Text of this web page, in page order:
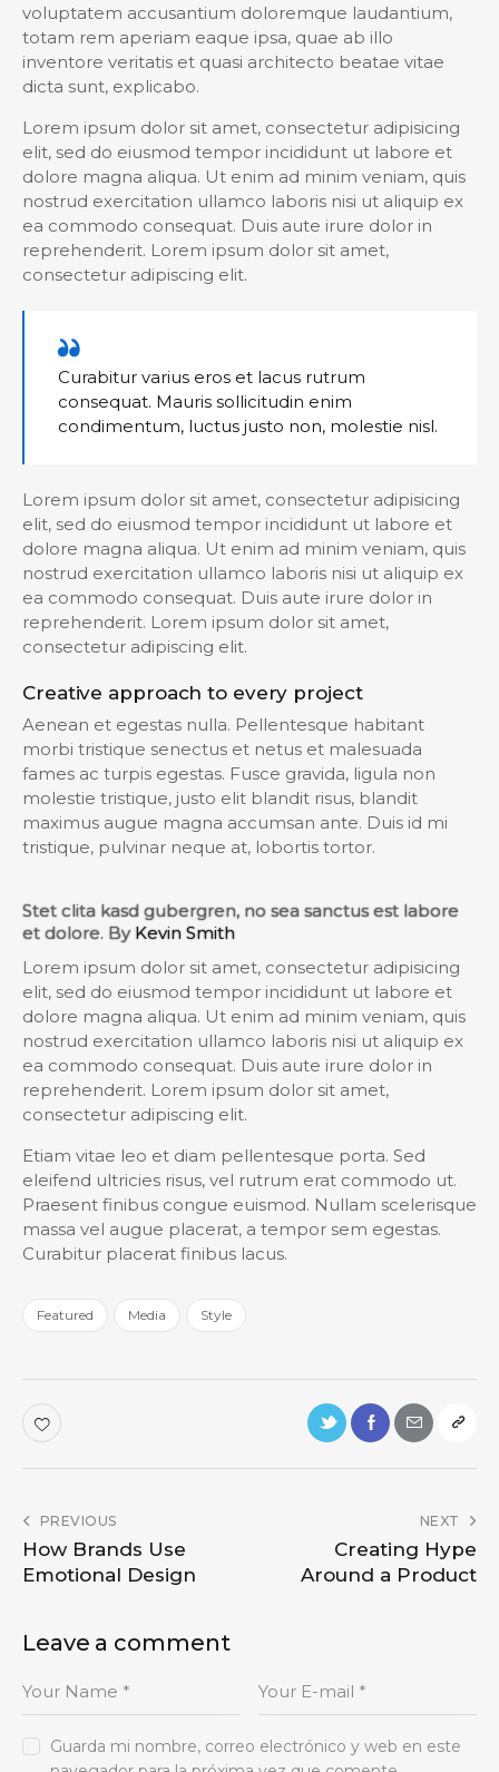
voluptatem accusantium doloremque laudantium,
totam rem aperiam eaque ipsa, quae ab illo
inventore veritatis et quasi architecto beatae vitae
dicta sunt, explicabo.
Lorem ipsum dolor sit amet, consectetur adipisicing
elit, sed do eiusmod tempor incididunt ut labore et
dolore magna aliqua. Ut enim ad minim veniam, quis
nostrud exercitation ullamco laboris nisi ut aliquip ex
ea commodo consequat. Duis aute irure dolor in
reprehenderit. Lorem ipsum dolor sit amet,
consectetur adipiscing elit.
Curabitur varius eros et lacus rutrum
consequat. Mauris sollicitudin enim
condimentum, luctus justo non, molestie nisl.
Lorem ipsum dolor sit amet, consectetur adipisicing
elit, sed do eiusmod tempor incididunt ut labore et
dolore magna aliqua. Ut enim ad minim veniam, quis
nostrud exercitation ullamco laboris nisi ut aliquip ex
ea commodo consequat. Duis aute irure dolor in
reprehenderit. Lorem ipsum dolor sit amet,
consectetur adipiscing elit.
Creative approach to every project
Aenean et egestas nulla. Pellentesque habitant
morbi tristique senectus et netus et malesuada
fames ac turpis egestas. Fusce gravida, ligula non
molestie tristique, justo elit blandit risus, blandit
maximus augue magna accumsan ante. Duis id mi
tristique, pulvinar neque at, lobortis tortor.
Stet clita kasd gubergren, no sea sanctus est labore
et dolore. By Kevin Smith
Lorem ipsum dolor sit amet, consectetur adipisicing
elit, sed do eiusmod tempor incididunt ut labore et
dolore magna aliqua. Ut enim ad minim veniam, quis
nostrud exercitation ullamco laboris nisi ut aliquip ex
ea commodo consequat. Duis aute irure dolor in
reprehenderit. Lorem ipsum dolor sit amet,
consectetur adipiscing elit.
Etiam vitae leo et diam pellentesque porta. Sed
eleifend ultricies risus, vel rutrum erat commodo ut.
Praesent finibus congue euismod. Nullam scelerisque
massa vel augue placerat, a tempor sem egestas.
Curabitur placerat finibus lacus.
Featured Media Style
PREVIOUS
How Brands Use
Emotional Design
NEXT
Creating Hype
Around a Product
Leave a comment
Guarda mi nombre, correo electrónico y web en este